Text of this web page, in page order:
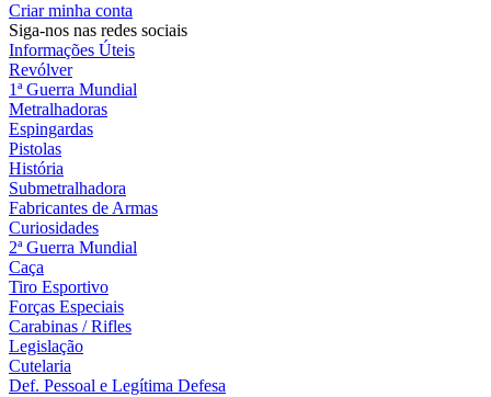
Criar minha conta
Siga-nos nas redes sociais
Informações Úteis
Revólver
1ª Guerra Mundial
Metralhadoras
Espingardas
Pistolas
História
Submetralhadora
Fabricantes de Armas
Curiosidades
2ª Guerra Mundial
Caça
Tiro Esportivo
Forças Especiais
Carabinas / Rifles
Legislação
Cutelaria
Def. Pessoal e Legítima Defesa